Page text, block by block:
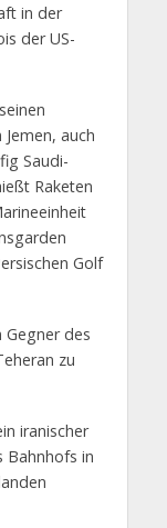
in der
der US-
auch
Saudi-
Raketen
Golf
Gegner des
zu
iranischer
Bahnhofs in